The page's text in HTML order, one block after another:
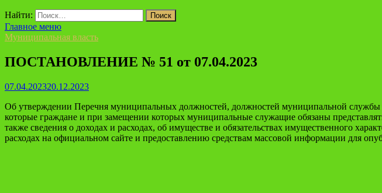
Найти:
Главное меню
Муниципальная власть
ПОСТАНОВЛЕНИЕ № 51 от 07.04.2023
07.04.202320.12.2023
Об утверждении Перечня муниципальных должностей, должностей муниципальной службы
которые граждане и при замещении которых муниципальные служащие обязаны
также сведения о доходах и расходах, об имуществе и обязательствах имущественного
расходах на официальном сайте и предоставлению средствам массовой информации для